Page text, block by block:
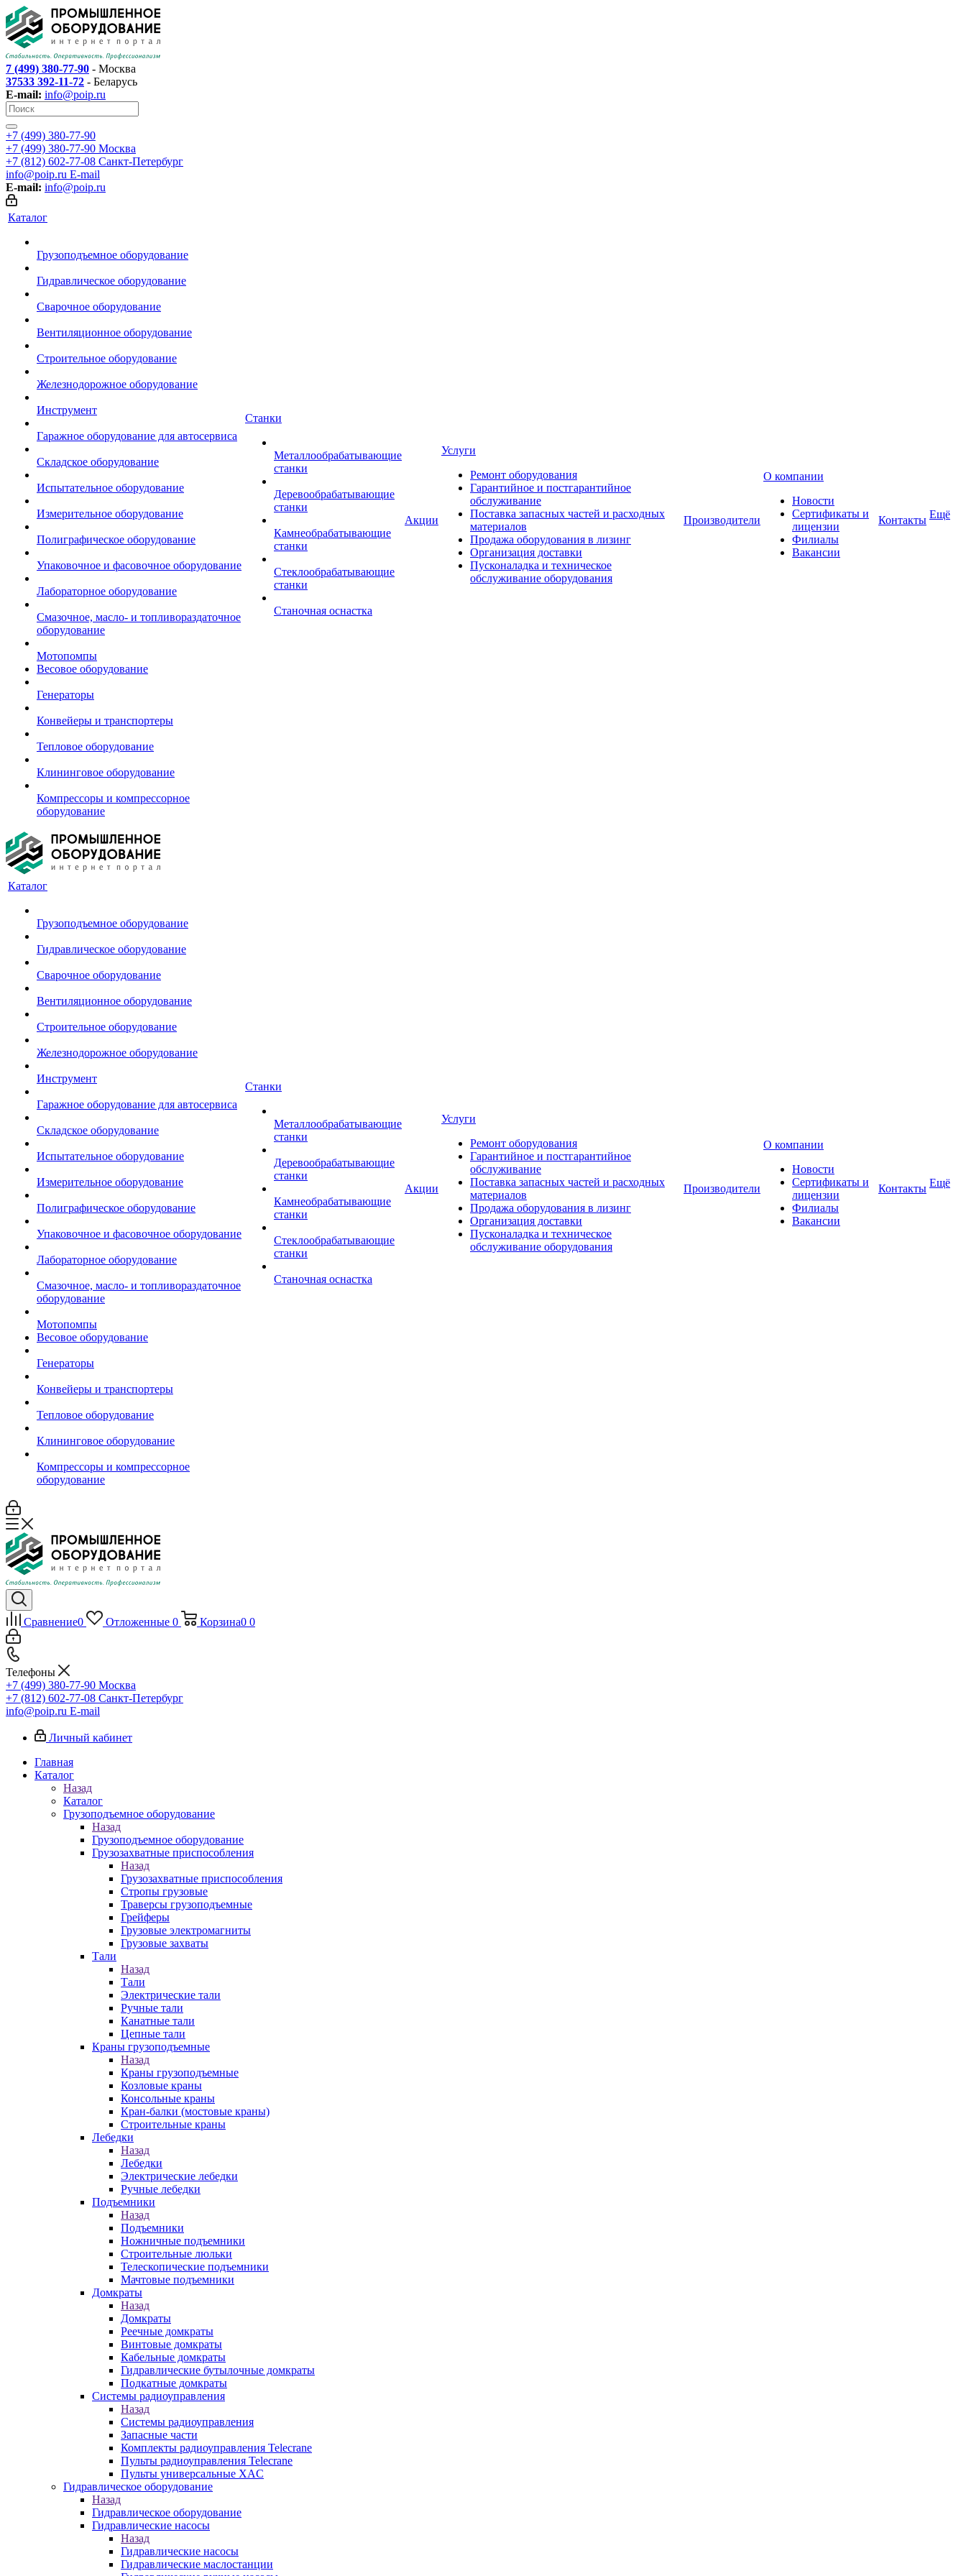
7 (499) 380-77-90 - Москва
37533 392-11-72 - Беларусь
E-mail: info@poip.ru
+7 (499) 380-77-90
+7 (499) 380-77-90 Москва
+7 (812) 602-77-08 Санкт-Петербург
info@poip.ru E-mail
E-mail: info@poip.ru
Каталог
Грузоподъемное оборудование
Гидравлическое оборудование
Сварочное оборудование
Вентиляционное оборудование
Строительное оборудование
Железнодорожное оборудование
Инструмент
Гаражное оборудование для автосервиса
Складское оборудование
Испытательное оборудование
Измерительное оборудование
Полиграфическое оборудование
Упаковочное и фасовочное оборудование
Лабораторное оборудование
Смазочное, масло- и топливораздаточное
оборудование
Мотопомпы
Весовое оборудование
Генераторы
Конвейеры и транспортеры
Тепловое оборудование
Клининговое оборудование
Компрессоры и компрессорное
оборудование
Станки
Металлообрабатывающие
станки
Деревообрабатывающие
станки
Камнеобрабатывающие
станки
Стеклообрабатывающие
станки
Станочная оснастка
Акции
Услуги
Ремонт оборудования
Гарантийное и постгарантийное
обслуживание
Поставка запасных частей и расходных
материалов
Продажа оборудования в лизинг
Организация доставки
Пусконаладка и техническое
обслуживание оборудования
Производители
О компании
Новости
Сертификаты и
лицензии
Филиалы
Вакансии
Контакты Ещё
Каталог
Грузоподъемное оборудование
Гидравлическое оборудование
Сварочное оборудование
Вентиляционное оборудование
Строительное оборудование
Железнодорожное оборудование
Инструмент
Гаражное оборудование для автосервиса
Складское оборудование
Испытательное оборудование
Измерительное оборудование
Полиграфическое оборудование
Упаковочное и фасовочное оборудование
Лабораторное оборудование
Смазочное, масло- и топливораздаточное
оборудование
Мотопомпы
Весовое оборудование
Генераторы
Конвейеры и транспортеры
Тепловое оборудование
Клининговое оборудование
Компрессоры и компрессорное
оборудование
Станки
Металлообрабатывающие
станки
Деревообрабатывающие
станки
Камнеобрабатывающие
станки
Стеклообрабатывающие
станки
Станочная оснастка
Акции
Услуги
Ремонт оборудования
Гарантийное и постгарантийное
обслуживание
Поставка запасных частей и расходных
материалов
Продажа оборудования в лизинг
Организация доставки
Пусконаладка и техническое
обслуживание оборудования
Производители
О компании
Новости
Сертификаты и
лицензии
Филиалы
Вакансии
Контакты Ещё
Сравнение0 Отложенные 0 Корзина0 0
Телефоны
+7 (499) 380-77-90 Москва
+7 (812) 602-77-08 Санкт-Петербург
info@poip.ru E-mail
Личный кабинет
Главная
Каталог
Назад
Каталог
Грузоподъемное оборудование
Назад
Грузоподъемное оборудование
Грузозахватные приспособления
Назад
Грузозахватные приспособления
Стропы грузовые
Траверсы грузоподъемные
Грейферы
Грузовые электромагниты
Грузовые захваты
Тали
Назад
Тали
Электрические тали
Ручные тали
Канатные тали
Цепные тали
Краны грузоподъемные
Назад
Краны грузоподъемные
Козловые краны
Консольные краны
Кран-балки (мостовые краны)
Строительные краны
Лебедки
Назад
Лебедки
Электрические лебедки
Ручные лебедки
Подъемники
Назад
Подъемники
Ножничные подъемники
Строительные люльки
Телескопические подъемники
Мачтовые подъемники
Домкраты
Назад
Домкраты
Реечные домкраты
Винтовые домкраты
Кабельные домкраты
Гидравлические бутылочные домкраты
Подкатные домкраты
Системы радиоуправления
Назад
Системы радиоуправления
Запасные части
Комплекты радиоуправления Telecrane
Пульты радиоуправления Telecrane
Пульты универсальные XAC
Гидравлическое оборудование
Назад
Гидравлическое оборудование
Гидравлические насосы
Назад
Гидравлические насосы
Гидравлические маслостанции